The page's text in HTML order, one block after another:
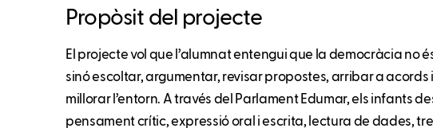
Propòsit del projecte
El projecte vol que l’alumnat entengui que la democràcia no
sinó escoltar, argumentar, revisar propostes, arribar a acords
millorar l’entorn. A través del Parlament Edumar, els infants
pensament crític, expressió oral i escrita, lectura de dades,